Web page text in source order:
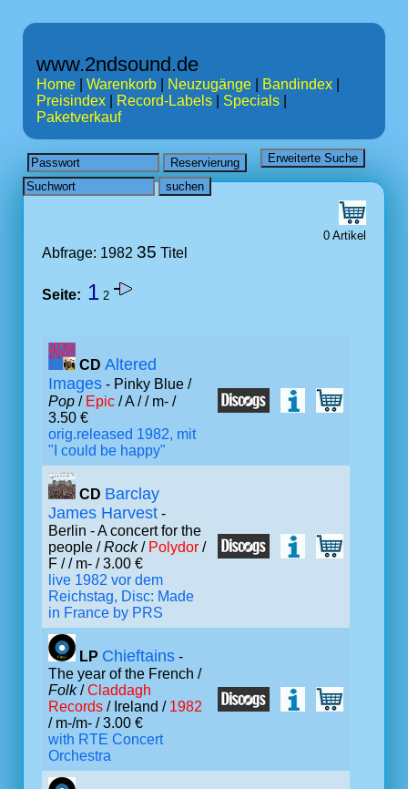
www.2ndsound.de
Home Warenkorb Neuzugänge Bandindex
Preisindex
Record-Labels Specials
Paketverkauf
0 Artikel
Abfrage: 1982 35 Titel
Seite: 1 2
CD Altered
Images - Pinky Blue /
Pop / Epic / A // m- /
3.50 €
orig.released 1982, mit
"I could be happy"
CD Barclay
James Harvest -
Berlin - A concert for the
people /Rock/ Polydor /
F // m- / 3.00 €
live 1982 vor dem
Reichstag, Disc: Made
in France by PRS
LP Chieftains -
The year of the French /
Folk/Claddagh
Records / Ireland / 1982
/ m-/m- / 3.00 €
with RTE Concert
Orchestra